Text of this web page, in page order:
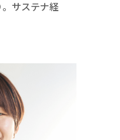
サステナ経